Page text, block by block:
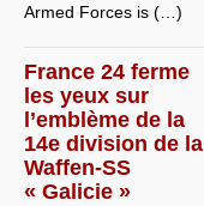
Armed Forces is (…)
France 24 ferme
les yeux sur
l’emblème de la
14e division de la
Waffen-SS
« Galicie »